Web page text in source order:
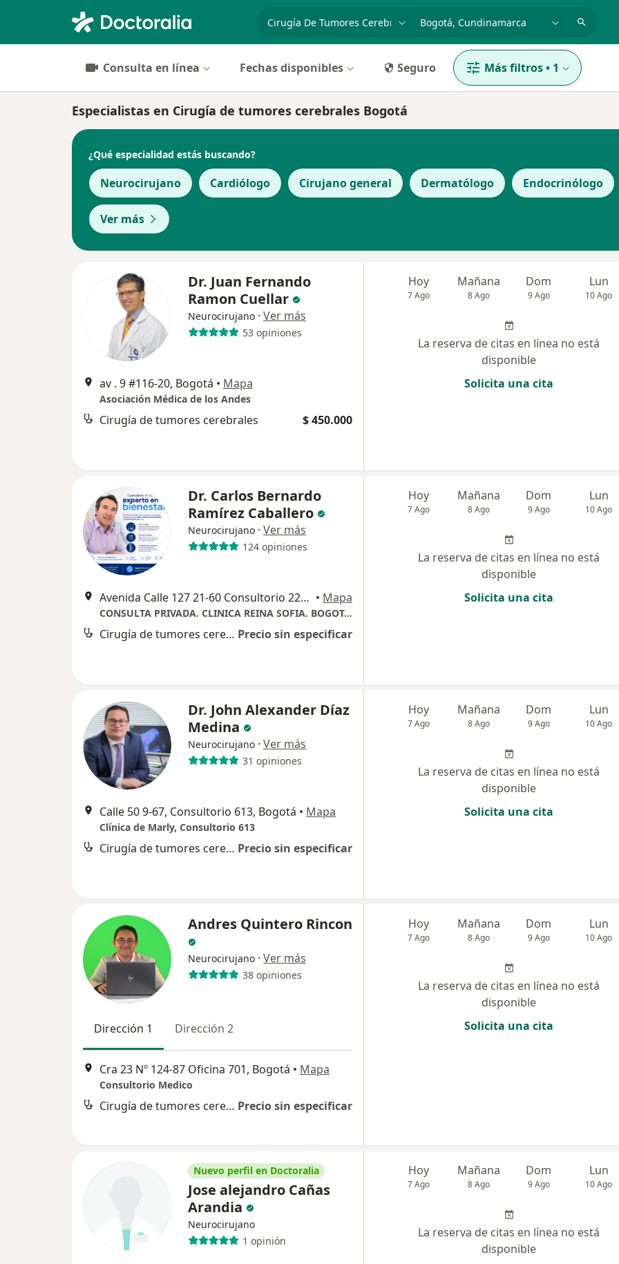
especialidad, enfermedad o nombre
p. ej. Bogotá
Consulta en línea Fechas disponibles Seguro Más filtros• 1
Especialistas en Cirugía de tumores cerebrales Bogotá
¿Qué especialidad estás buscando?
Neurocirujano Cardiólogo Cirujano general Dermatólogo Endocrinólogo
Ver más
Dr. Juan Fernando
Ramon Cuellar
Neurocirujano · Ver más
53 opiniones
av . 9 #116-20, Bogotá • Mapa
Asociación Médica de los Andes
Cirugía de tumores cerebrales $ 450.000
Hoy
7 Ago
Mañana
8 Ago
Dom
9 Ago
Lun
10 Ago
La reserva de citas en línea no está
disponible
Solicita una cita
Dr. Carlos Bernardo
Ramírez Caballero
Neurocirujano · Ver más
124 opiniones
Avenida Calle 127 21-60 Consultorio 222. Clinica Reina Sofía, Bogotá • Mapa
CONSULTA PRIVADA. CLINICA REINA SOFIA. BOGOTA COLOMBIA
Cirugía de tumores cerebrales Precio sin especificar
Hoy
7 Ago
Mañana
8 Ago
Dom
9 Ago
Lun
10 Ago
La reserva de citas en línea no está
disponible
Solicita una cita
Dr. John Alexander Díaz
Medina
Neurocirujano · Ver más
31 opiniones
Calle 50 9-67, Consultorio 613, Bogotá • Mapa
Clínica de Marly, Consultorio 613
Cirugía de tumores cerebrales Precio sin especificar
Hoy
7 Ago
Mañana
8 Ago
Dom
9 Ago
Lun
10 Ago
La reserva de citas en línea no está
disponible
Solicita una cita
Andres Quintero Rincon
Neurocirujano · Ver más
38 opiniones
Dirección 1 Dirección 2
Cra 23 Nº 124-87 Oficina 701, Bogotá • Mapa
Consultorio Medico
Cirugía de tumores cerebrales Precio sin especificar
Hoy
7 Ago
Mañana
8 Ago
Dom
9 Ago
Lun
10 Ago
La reserva de citas en línea no está
disponible
Solicita una cita
Nuevo perfil en Doctoralia
Jose alejandro Cañas
Arandia
Neurocirujano
1 opinión
Hoy
7 Ago
Mañana
8 Ago
Dom
9 Ago
Lun
10 Ago
La reserva de citas en línea no está
disponible